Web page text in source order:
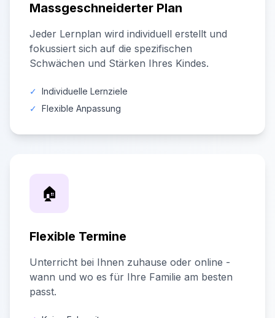
Massgeschneiderter Plan
Jeder Lernplan wird individuell erstellt und
fokussiert sich auf die spezifischen
Schwächen und Stärken Ihres Kindes.
✓ Individuelle Lernziele
✓ Flexible Anpassung
🏠
Flexible Termine
Unterricht bei Ihnen zuhause oder online -
wann und wo es für Ihre Familie am besten
passt.